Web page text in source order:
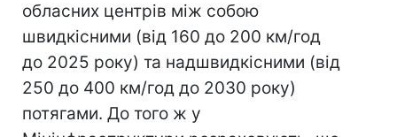
обласних центрів між собою
швидкісними (від 160 до 200 км/год
до 2025 року) та надшвидкісними (від
250 до 400 км/год до 2030 року)
потягами. До того ж у